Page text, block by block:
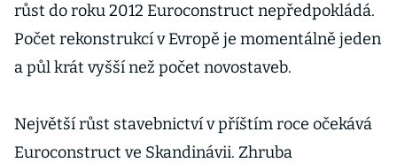
růst do roku 2012 Euroconstruct nepředpokládá.
Počet rekonstrukcí v Evropě je momentálně jeden
a půl krát vyšší než počet novostaveb.
Největší růst stavebnictví v příštím roce očekává
Euroconstruct ve Skandinávii. Zhruba